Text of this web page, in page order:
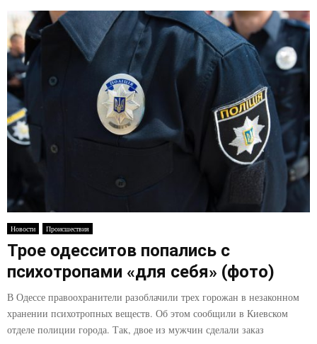
Новости Происшествия
Трое одесситов попались с
психотропами «для себя» (фото)
В Одессе правоохранители разоблачили трех горожан в незаконном
хранении психотропных веществ. Об этом сообщили в Киевском
отделе полиции города. Так, двое из мужчин сделали заказ